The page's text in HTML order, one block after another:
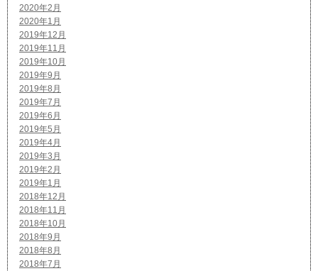
2020年2月
2020年1月
2019年12月
2019年11月
2019年10月
2019年9月
2019年8月
2019年7月
2019年6月
2019年5月
2019年4月
2019年3月
2019年2月
2019年1月
2018年12月
2018年11月
2018年10月
2018年9月
2018年8月
2018年7月